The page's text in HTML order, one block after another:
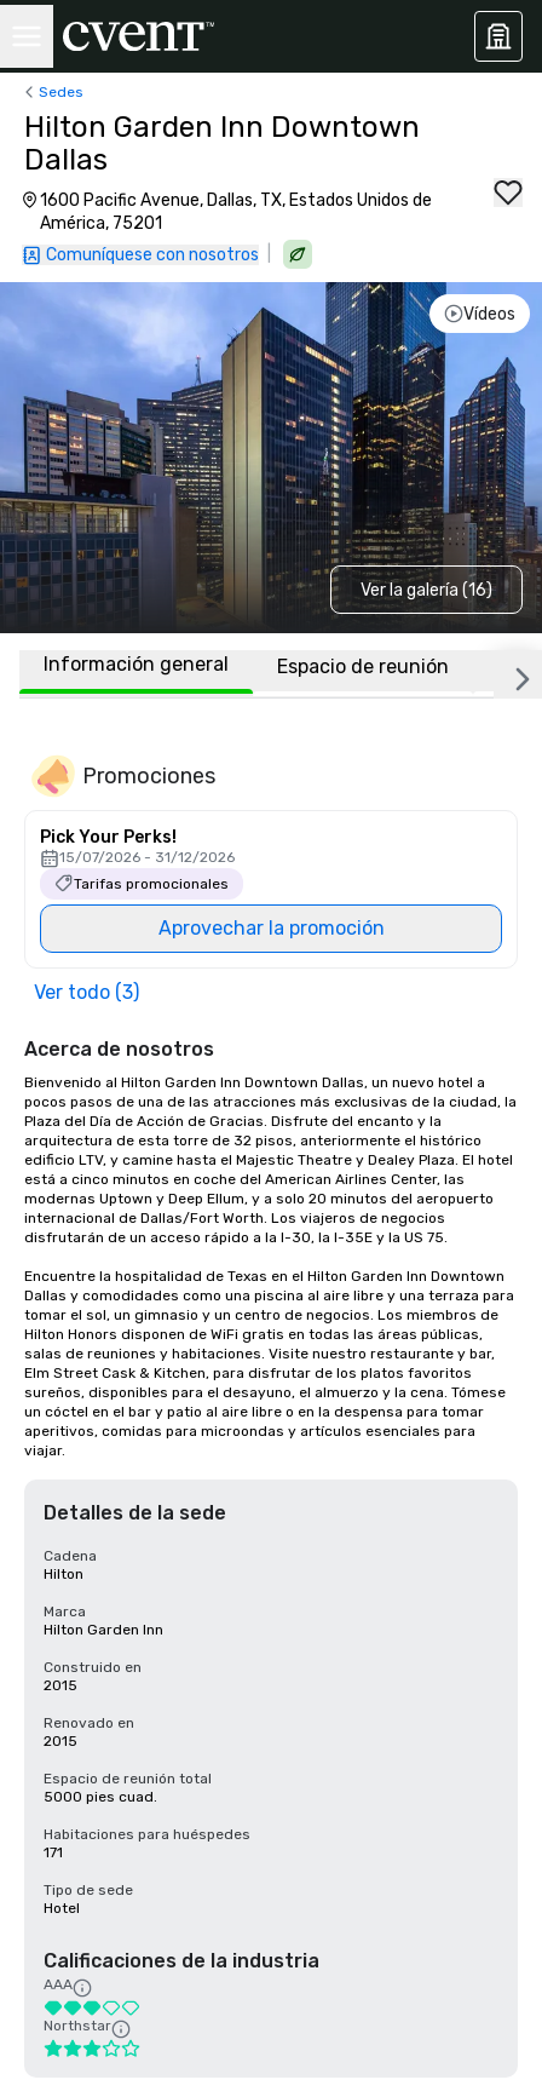
Sedes
Hilton Garden Inn Downtown
Dallas
1600 Pacific Avenue, Dallas, TX, Estados Unidos de
América, 75201
Comuníquese con nosotros
Vídeos
Ver la galería (16)
Información general Espacio de reunión
Promociones
Pick Your Perks!
15/07/2026 - 31/12/2026
Tarifas promocionales
Aprovechar la promoción
Ver todo (3)
Acerca de nosotros
Bienvenido al Hilton Garden Inn Downtown Dallas, un nuevo hotel a
pocos pasos de una de las atracciones más exclusivas de la ciudad, la
Plaza del Día de Acción de Gracias. Disfrute del encanto y la
arquitectura de esta torre de 32 pisos, anteriormente el histórico
edificio LTV, y camine hasta el Majestic Theatre y Dealey Plaza. El hotel
está a cinco minutos en coche del American Airlines Center, las
modernas Uptown y Deep Ellum, y a solo 20 minutos del aeropuerto
internacional de Dallas/Fort Worth. Los viajeros de negocios
disfrutarán de un acceso rápido a la I-30, la I-35E y la US 75.
Encuentre la hospitalidad de Texas en el Hilton Garden Inn Downtown
Dallas y comodidades como una piscina al aire libre y una terraza para
tomar el sol, un gimnasio y un centro de negocios. Los miembros de
Hilton Honors disponen de WiFi gratis en todas las áreas públicas,
salas de reuniones y habitaciones. Visite nuestro restaurante y bar,
Elm Street Cask & Kitchen, para disfrutar de los platos favoritos
sureños, disponibles para el desayuno, el almuerzo y la cena. Tómese
un cóctel en el bar y patio al aire libre o en la despensa para tomar
aperitivos, comidas para microondas y artículos esenciales para
viajar.
Detalles de la sede
Cadena
Hilton
Marca
Hilton Garden Inn
Construido en
2015
Renovado en
2015
Espacio de reunión total
5000 pies cuad.
Habitaciones para huéspedes
171
Tipo de sede
Hotel
Calificaciones de la industria
AAA
Northstar